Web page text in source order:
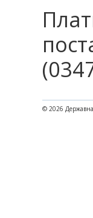
© 2026 Державна